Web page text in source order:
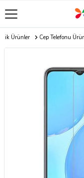
Ürünler Cep Telefonu